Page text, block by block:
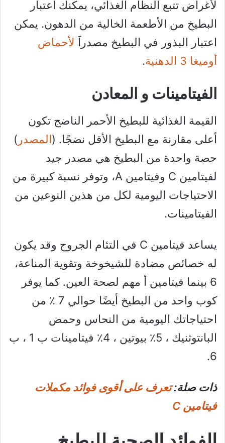
لأغراض تتبع النظام الغذائي، يمكنك اعتبار
البطيخ من الأطعمة الخالية من الدهون. يمكن
اعتبار البذور في البطيخ مصدراََ لأحماض
أوميغا 3 الدهنية
.
الفيتامينات و المعادن
القيمة الغذائية للبطيخ الأحمر الناضج تكون
أعلى مقارنة مع البطيخ الأقل نضجًا. (المصدر )
حصة واحدة من البطيخ هي مصدر جيد
لفيتامين C وفيتامين A، وتوفر نسبة كبيرة من
الاحتياجات اليومية لكل من هذين النوعين من
الفيتامينات.
يساعد فيتامين C في التئام الجروح وقد يكون
له خصائص مضادة للشيخوخة وتقوية المناعة،
6 بينما فيتامين أ مهم لصحة العين. كما يوفر
كوب واحد من البطيخ أيضًا حوالي 7 ٪ من
احتياجاتك اليومية من النحاس وحمض
البانتوثنيك ، 5٪ بيوتين ، 4٪ فيتامينات ب 1 ، ب
6.
ذات صلة:تعرف على أقوى فوائد مكملات
فيتامين C